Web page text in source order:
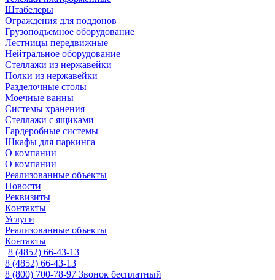
Штабелеры
Ограждения для поддонов
Грузоподъемное оборудование
Лестницы передвижные
Нейтральное оборудование
Стеллажи из нержавейки
Полки из нержавейки
Разделочные столы
Моечные ванны
Системы хранения
Стеллажи с ящиками
Гардеробные системы
Шкафы для паркинга
О компании
О компании
Реализованные объекты
Новости
Реквизиты
Контакты
Услуги
Реализованные объекты
Контакты
8 (4852) 66-43-13
8 (4852) 66-43-13
8 (800) 700-78-97 Звонок бесплатный